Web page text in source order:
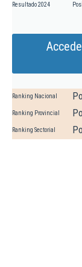
Resultado 2024
Ranking Nacional
Ranking Provincial
Ranking Sectorial